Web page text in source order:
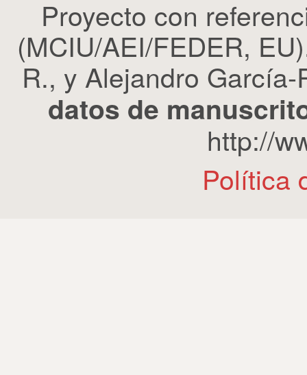
Proyecto con
(MCIU/AEI/FEDER,
R., y Alejandro
datos de
http://
Política